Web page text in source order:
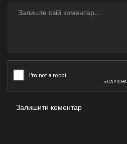
Залишити коментар